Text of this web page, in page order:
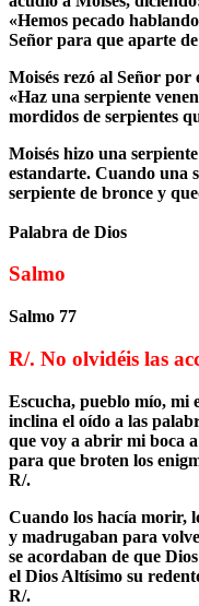
«Hemos pecado
Señor para que aparte
Moisés rezó al Señor por
«Haz una serpiente
mordidos de serpientes
Moisés hizo una
estandarte. Cuando una
serpiente de bronce y
Palabra de Dios
Salmo
Salmo 77
R/. No olvidéis las
Escucha, pueblo mío, mi
inclina el oído a las
que voy a abrir mi boca a
para que broten los
R/.
Cuando los hacía morir,
y madrugaban para
se acordaban de que
el Dios Altísimo su
R/.